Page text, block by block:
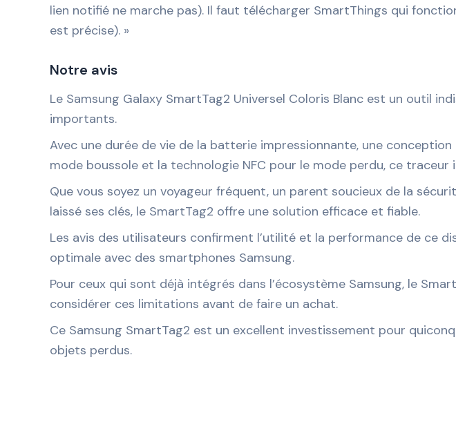
lien notifié ne marche pas). Il faut télécharger SmartThings qui
est précise). »
Notre avis
Le Samsung Galaxy SmartTag2 Universel Coloris Blanc est un outil
importants.
Avec une durée de vie de la batterie impressionnante, une
mode boussole et la technologie NFC pour le mode perdu, ce
Que vous soyez un voyageur fréquent, un parent soucieux de la
laissé ses clés, le SmartTag2 offre une solution efficace et fiable.
Les avis des utilisateurs confirment l’utilité et la performance de ce
optimale avec des smartphones Samsung.
Pour ceux qui sont déjà intégrés dans l’écosystème Samsung, le
considérer ces limitations avant de faire un achat.
Ce Samsung SmartTag2 est un excellent investissement pour
objets perdus.